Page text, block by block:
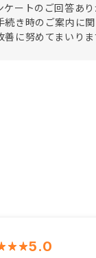
ケートのご回答あ
続き時のご案内に
善に努めてまいり
5.0